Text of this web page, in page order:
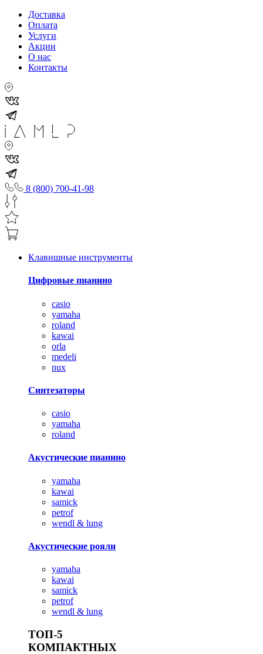
Доставка
Оплата
Услуги
Акции
О нас
Контакты
8 (800) 700-41-98
Клавишные инструменты
Цифровые пианино
casio
yamaha
roland
kawai
orla
medeli
nux
Синтезаторы
casio
yamaha
roland
Акустические пианино
yamaha
kawai
samick
petrof
wendl & lung
Акустические рояли
yamaha
kawai
samick
petrof
wendl & lung
ТОП-5
КОМПАКТНЫХ